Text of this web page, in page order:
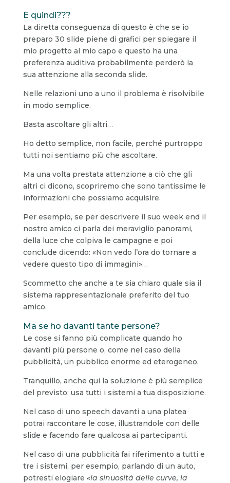
E quindi???
La diretta conseguenza di questo è che se io
preparo 30 slide piene di grafici per spiegare il
mio progetto al mio capo e questo ha una
preferenza auditiva probabilmente perderò la
sua attenzione alla seconda slide.
Nelle relazioni uno a uno il problema è risolvibile
in modo semplice.
Basta ascoltare gli altri…
Ho detto semplice, non facile, perché purtroppo
tutti noi sentiamo più che ascoltare.
Ma una volta prestata attenzione a ciò che gli
altri ci dicono, scopriremo che sono tantissime le
informazioni che possiamo acquisire.
Per esempio, se per descrivere il suo week end il
nostro amico ci parla dei meraviglio panorami,
della luce che colpiva le campagne e poi
conclude dicendo: «Non vedo l’ora do tornare a
vedere questo tipo di immagini»…
Scommetto che anche a te sia chiaro quale sia il
sistema rappresentazionale preferito del tuo
amico.
Ma se ho davanti tante persone?
Le cose si fanno più complicate quando ho
davanti più persone o, come nel caso della
pubblicità, un pubblico enorme ed eterogeneo.
Tranquillo, anche qui la soluzione è più semplice
del previsto: usa tutti i sistemi a tua disposizione.
Nel caso di uno speech davanti a una platea
potrai raccontare le cose, illustrandole con delle
slide e facendo fare qualcosa ai partecipanti.
Nel caso di una pubblicità fai riferimento a tutti e
tre i sistemi, per esempio, parlando di un auto,
potresti elogiare «la sinuosità delle curve, la